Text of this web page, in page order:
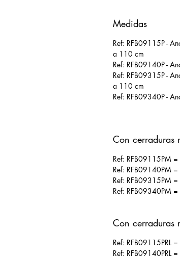
Medidas
Ref: RFB09115P -
a 110 cm
Ref: RFB09140P -
Ref: RFB09315P -
a 110 cm
Ref: RFB09340P -
Con cerraduras
Ref: RFB09115PM
Ref: RFB09140PM
Ref: RFB09315PM
Ref: RFB09340PM
Con cerraduras
Ref: RFB09115PRL
Ref: RFB09140PRL